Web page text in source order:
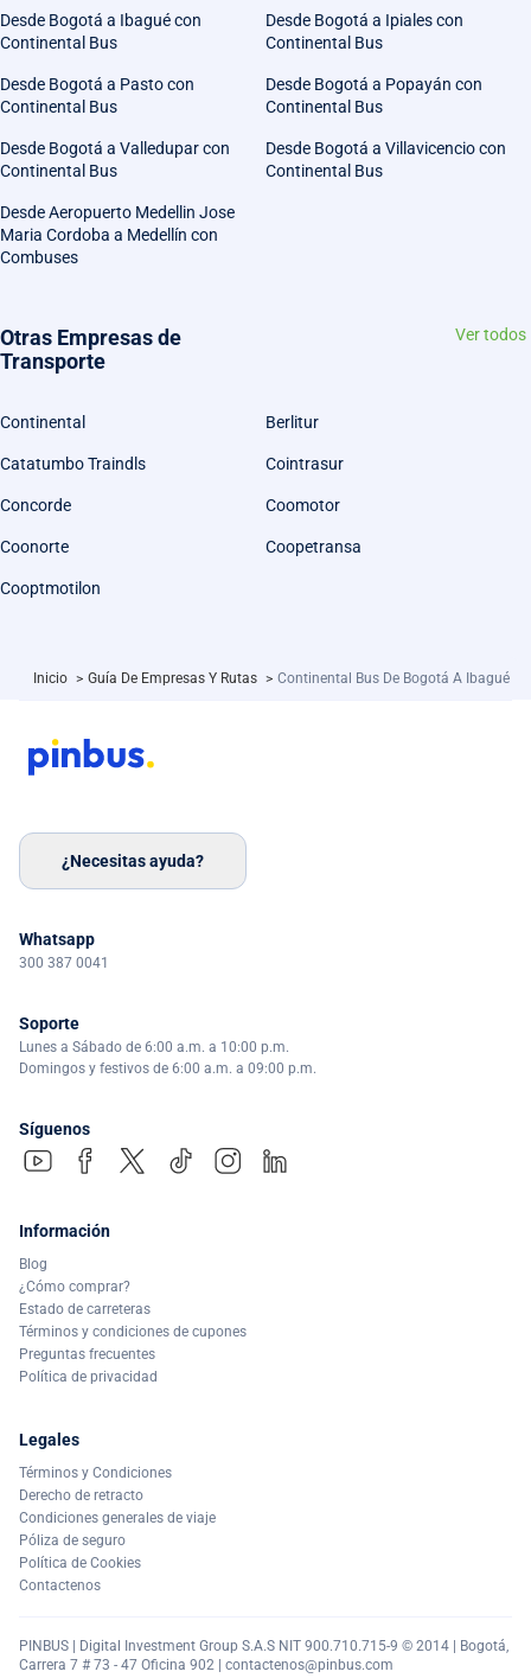
Desde Bogotá a Ibagué con
Continental Bus
Desde Bogotá a Ipiales con
Continental Bus
Desde Bogotá a Pasto con
Continental Bus
Desde Bogotá a Popayán con
Continental Bus
Desde Bogotá a Valledupar con
Continental Bus
Desde Bogotá a Villavicencio con
Continental Bus
Desde Aeropuerto Medellin Jose
Maria Cordoba a Medellín con
Combuses
Otras Empresas de
Transporte
Ver todos
Continental Berlitur
Catatumbo Traindls Cointrasur
Concorde Coomotor
Coonorte Coopetransa
Cooptmotilon
Inicio > Guía De Empresas Y Rutas > Continental Bus De Bogotá A Ibagué
¿Necesitas ayuda?
Whatsapp
300 387 0041
Soporte
Lunes a Sábado de 6:00 a.m. a 10:00 p.m.
Domingos y festivos de 6:00 a.m. a 09:00 p.m.
Síguenos
Información
Blog
¿Cómo comprar?
Estado de carreteras
Términos y condiciones de cupones
Preguntas frecuentes
Política de privacidad
Legales
Términos y Condiciones
Derecho de retracto
Condiciones generales de viaje
Póliza de seguro
Política de Cookies
Contactenos
PINBUS | Digital Investment Group S.A.S NIT 900.710.715-9 © 2014 | Bogotá,
Carrera 7 # 73 - 47 Oficina 902 | contactenos@pinbus.com